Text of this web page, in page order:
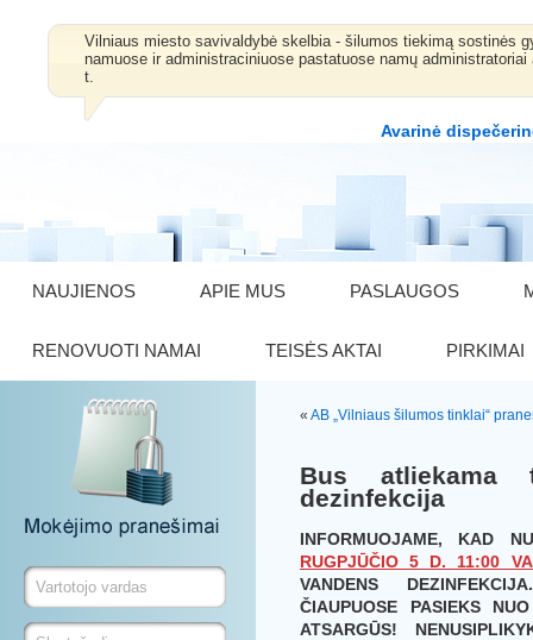
Vilniaus miesto savivaldybė skelbia - šilumos tiekimą sostinės
namuose ir administraciniuose pastatuose namų
t.
Avarinė
NAUJIENOS APIE MUS PASLAUGOS
RENOVUOTI NAMAI TEISĖS AKTAI PIRKIMAI
« AB „Vilniaus šilumos tinklai“
Bus atliekama
dezinfekcija
INFORMUOJAME, KAD
RUGPJŪČIO 5 D. 11:00
VANDENS
ČIAUPUOSE PASIEKS
ATSARGŪS!